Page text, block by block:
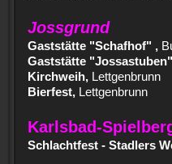
Jossgrund
Gaststätte "Schafhof" ,
Gaststätte "Jossastuben"
Kirchweih, Lettgenbrunn
Bierfest, Lettgenbrunn
Karlsbad-
Schlachtfest - Stadlers